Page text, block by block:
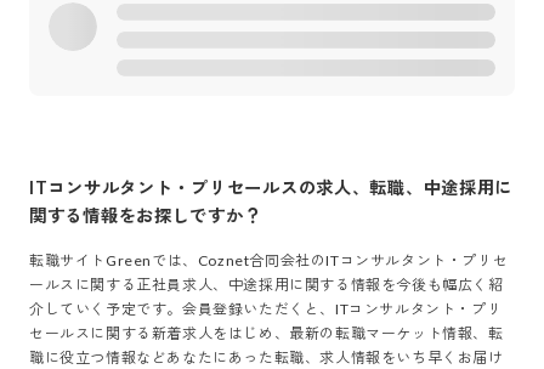
ITコンサルタント・プリセールスの求人、転職、中途採用に
関する情報をお探しですか？
転職サイトGreenでは、 Coznet合同会社のITコンサルタント・プリセ
ールス に関する正社員求人、中途採用に関する情報を今後も幅広く紹
介していく予定です。会員登録いただくと、 ITコンサルタント・プリ
セールス に関する新着求人をはじめ、最新の転職マーケット情報、転
職に役立つ情報などあなたにあった転職、求人情報をいち早くお届け